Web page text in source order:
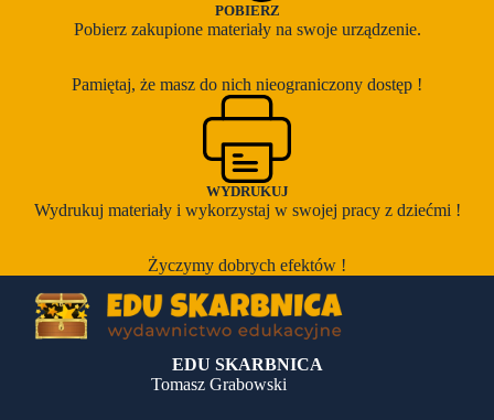
POBIERZ
Pobierz zakupione materiały na swoje urządzenie.
Pamiętaj, że masz do nich nieograniczony dostęp !
WYDRUKUJ
Wydrukuj materiały i wykorzystaj w swojej pracy z dziećmi !
Życzymy dobrych efektów !
EDU SKARBNICA
Tomasz Grabowski